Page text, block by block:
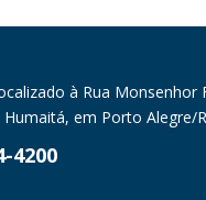
à Rua Monsenhor
em Porto Alegre/
4200